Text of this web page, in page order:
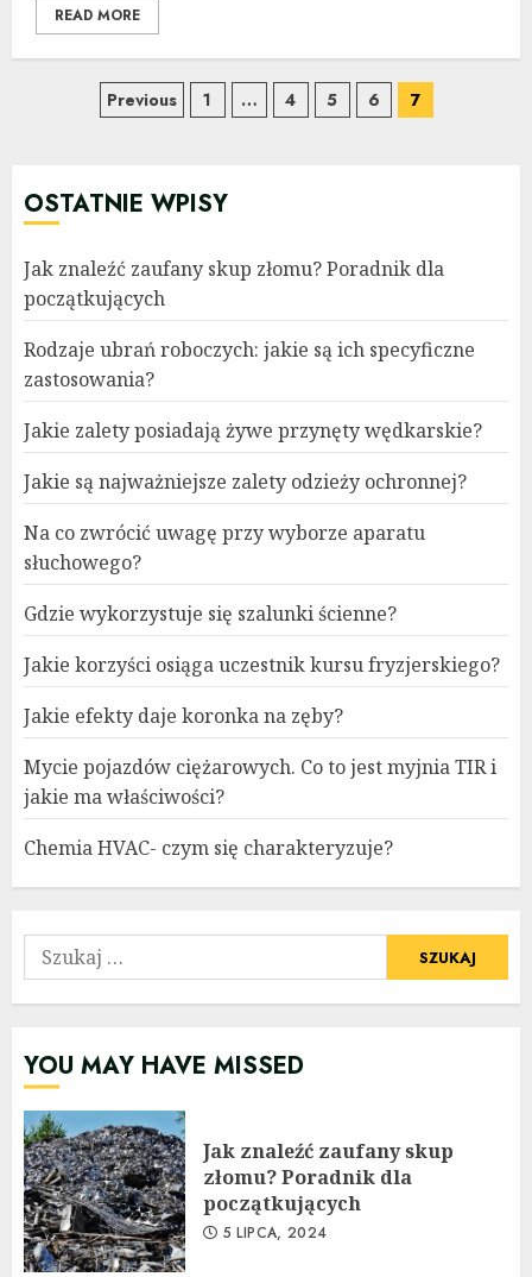
READ MORE
Nawigacja
wpisach
Previous 1 … 4 5 6 7
OSTATNIE WPISY
Jak znaleźć zaufany skup złomu? Poradnik dla
początkujących
Rodzaje ubrań roboczych: jakie są ich specyficzne
zastosowania?
Jakie zalety posiadają żywe przynęty wędkarskie?
Jakie są najważniejsze zalety odzieży ochronnej?
Na co zwrócić uwagę przy wyborze aparatu
słuchowego?
Gdzie wykorzystuje się szalunki ścienne?
Jakie korzyści osiąga uczestnik kursu fryzjerskiego?
Jakie efekty daje koronka na zęby?
Mycie pojazdów ciężarowych. Co to jest myjnia TIR i
jakie ma właściwości?
Chemia HVAC- czym się charakteryzuje?
Szukaj:
YOU MAY HAVE MISSED
Jak znaleźć zaufany skup
złomu? Poradnik dla
początkujących
5 LIPCA, 2024